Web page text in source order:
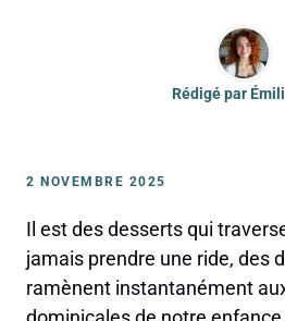
Rédigé par
2 NOVEMBRE 2025
Il est des desserts qui
jamais prendre une ride, des
ramènent instantanément